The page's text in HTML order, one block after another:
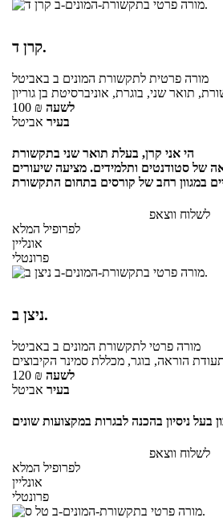
קרן ד.
מורה פרטית לתקשורת המונים ב באביטל
תואר שני, בוגרת, אוניברסיטת בן גוריון
100 ₪ לשעה
בעיר אביטל
הי אני קרן, בעלת תואר שני בתקשורת
של סטודנטים ותלמידים. מציעה שיעורים
במגוון רחב של קורסים בתחום התקשורת
לשלוח ווצאפ
לפרופיל המלא
אונליין
פרונטלי
ניצן ב.
מורה פרטי לתקשורת המונים ב באביטל
הוראה, בוגר, מכללת סמינר הקיבוצים
120 ₪ לשעה
בעיר אביטל
לשלוח ווצאפ
לפרופיל המלא
אונליין
פרונטלי